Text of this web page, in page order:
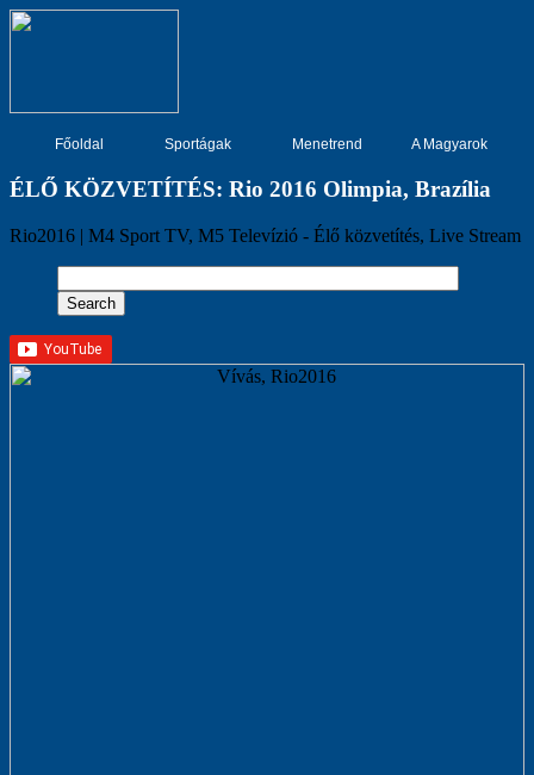
Főoldal Sportágak Menetrend A Magyarok
ÉLŐ KÖZVETÍTÉS: Rio 2016 Olimpia, Brazília
Rio2016 | M4 Sport TV, M5 Televízió - Élő közvetítés, Live Stream